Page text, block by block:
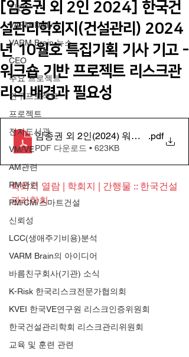
일반
VARM Daily
VARM Brain 뉴스
CEO
주요 프로젝트
연구프로젝트
프로젝트
전자도서관
VM/VE
AM관련
RM관련
PM/CM/스마트건설
신뢰성
LCC(생애주기비용)분석
VARM Brain의 아이디어
바름친구회사(기관) 소식
K-Risk 한국리스크전문가협의회
KVEI 한국VE연구원 리스크인증위원회
한국건설관리학회 리스크관리위원회
교육 및 훈련 관련
[임종권 외 2인 2024] 한국건
설관리학회지(건설관리) 2024
년 10월호 특집기획 기사 기고 -
워크숍 기반 프로젝트 리스크관
리의 배경과 필요성
임종권 외 2인(2024) 워크숍 기반 프
.pdf
PDF 다운로드 • 623KB
학회지 열람 | 학회지 | 간행물 :: 한국건설
관리학회